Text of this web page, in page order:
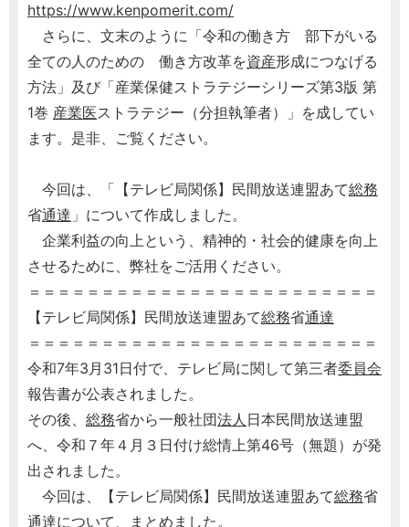
https://www.kenpomerit.com/
さらに、文末のように「令和の働き方 部下がいる
全ての人のための 働き方改革を資産形成につなげる
方法」及び「産業保健ストラテジーシリーズ第3版 第
1巻 産業医ストラテジー（分担執筆者）」を成してい
ます。是非、ご覧ください。
今回は、「【テレビ局関係】民間放送連盟あて総務
省通達 」について作成しました。
企業利益の向上という、精神的・社会的健康を向上
させるために、弊社をご活用ください。
＝＝＝＝＝＝＝＝＝＝＝＝＝＝＝＝＝＝＝＝＝＝＝＝
【テレビ局関係】民間放送連盟あて総務省通達
＝＝＝＝＝＝＝＝＝＝＝＝＝＝＝＝＝＝＝＝＝＝＝＝
令和7年3月31日付で、テレビ局に関して第三者委員会
報告書が公表されました。
その後、 総務省から一般社団法人 日本民間放送連盟
へ、令和７年４月３日付け総情上第46号（無題）が発
出されました。
今回は、【テレビ局関係】民間放送連盟あて総務省
通達について、まとめました。